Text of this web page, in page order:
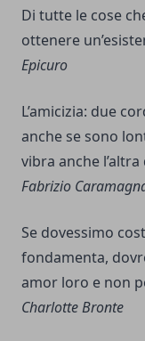
Di tutte le cose
ottenere
Epicuro
L’amicizia: due
anche se sono
vibra anche
Fabrizio
Se dovessimo
fondamenta,
amor loro e non
Charlotte Bronte